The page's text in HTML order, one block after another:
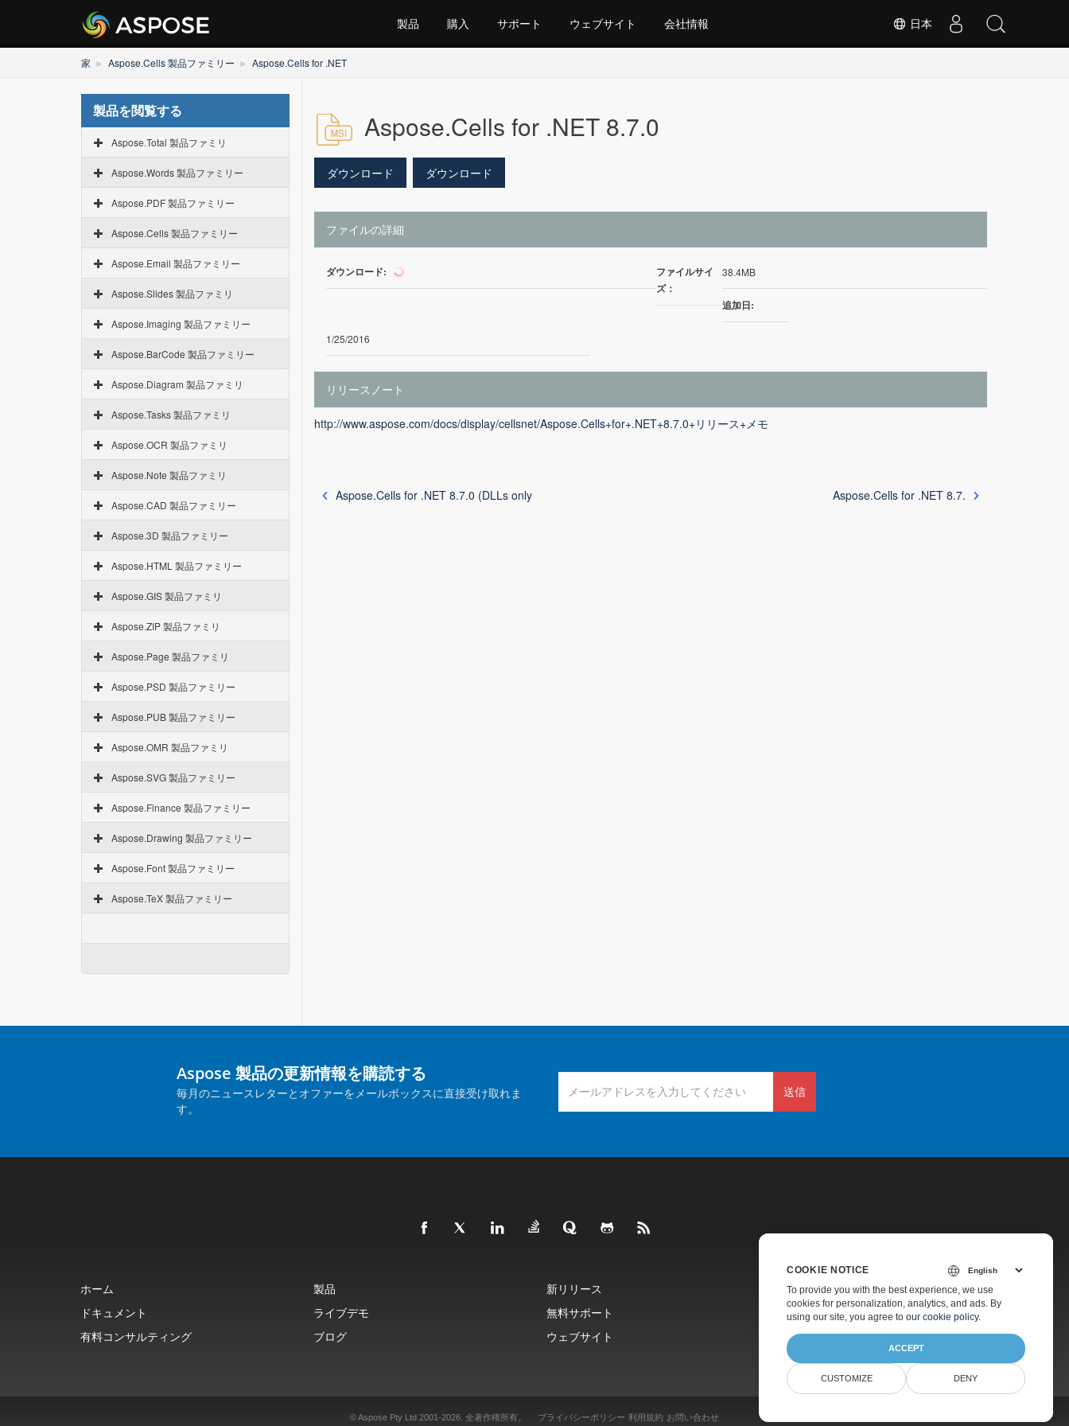
日本
製品 購入 サポート ウェブサイト 会社情報
家 Aspose.Cells 製品ファミリー Aspose.Cells for .NET
製品を閲覧する
Aspose.Total 製品ファミリ
Aspose.Words 製品ファミリー
Aspose.PDF 製品ファミリー
Aspose.Cells 製品ファミリー
Aspose.Email 製品ファミリー
Aspose.Slides 製品ファミリ
Aspose.Imaging 製品ファミリー
Aspose.BarCode 製品ファミリー
Aspose.Diagram 製品ファミリ
Aspose.Tasks 製品ファミリ
Aspose.OCR 製品ファミリ
Aspose.Note 製品ファミリ
Aspose.CAD 製品ファミリー
Aspose.3D 製品ファミリー
Aspose.HTML 製品ファミリー
Aspose.GIS 製品ファミリ
Aspose.ZIP 製品ファミリ
Aspose.Page 製品ファミリ
Aspose.PSD 製品ファミリー
Aspose.PUB 製品ファミリー
Aspose.OMR 製品ファミリ
Aspose.SVG 製品ファミリー
Aspose.Finance 製品ファミリー
Aspose.Drawing 製品ファミリー
Aspose.Font 製品ファミリー
Aspose.TeX 製品ファミリー
Aspose.Cells for .NET 8.7.0
ダウンロード ダウンロード
ファイルの詳細
ダウンロード: 605
ファイルサイ
ズ：
38.4MB
追加日:
1/25/2016
リリースノート
http://www.aspose.com/docs/display/cellsnet/Aspose.Cells+for+.NET+8.7.0+リリース+メモ
Aspose.Cells for .NET 8.7.0 (DLLs only Aspose.Cells for .NET 8.7.
Aspose 製品の更新情報を購読する
毎月のニュースレターとオファーをメールボックスに直接受け取れま
す。
送信
ホーム 製品 新リリース
価格
ドキュメント
ライブデモ 無料サポート
有料サポート
有料コンサルティング
ブログ ウェブサイト 会社情報
© Aspose Pty Ltd 2001-2026. 全著作権所有。 プライバシーポリシー 利用規約 お問い合わせ
COOKIE NOTICE
To provide you with the best experience, we use
cookies for personalization, analytics, and ads. By
using our site, you agree to our cookie policy.
ACCEPT
CUSTOMIZE DENY